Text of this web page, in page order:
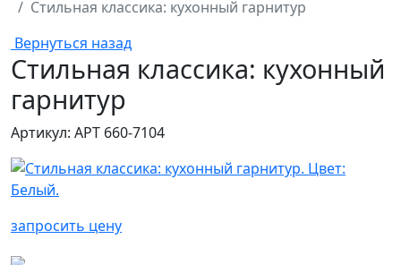
Стильная классика: кухонный гарнитур
Вернуться назад
Стильная классика: кухонный
гарнитур
Артикул: АРТ 660-7104
запросить цену